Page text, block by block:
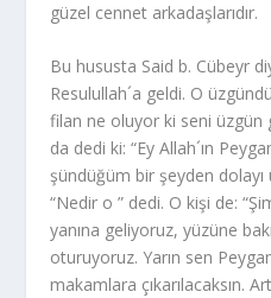
güzel cennet arkadaşlarıdır.
Bu hususta Said b. Cübeyr
Resulullah´a geldi. O
filan ne oluyor ki seni üzgün
da dedi ki: “Ey Allah´ın
şündüğüm bir şeyden dolayı
“Nedir o ” dedi. O kişi de:
yanına geliyoruz, yüzüne
oturuyoruz. Yarın sen
makamlara çıkarıla­caksın.